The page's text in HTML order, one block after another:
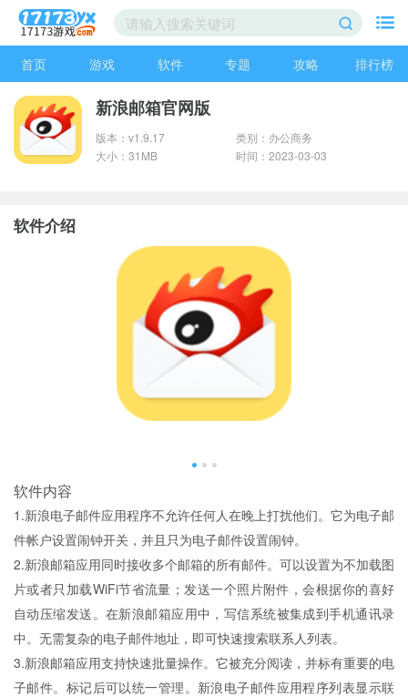
首页 游戏 软件 专题 攻略 排行榜
新浪邮箱官网版
版本：v1.9.17
类别：办公商务
大小：31MB
时间：2023-03-03
软件介绍
软件内容
1.新浪电子邮件应用程序不允许任何人在晚上打扰他们。它为电子邮
件帐户设置闹钟开关，并且只为电子邮件设置闹钟。
2.新浪邮箱应用同时接收多个邮箱的所有邮件。可以设置为不加载图
片或者只加载WiFi节省流量；发送一个照片附件，会根据你的喜好
自动压缩发送。在新浪邮箱应用中，写信系统被集成到手机通讯录
中。无需复杂的电子邮件地址，即可快速搜索联系人列表。
3.新浪邮箱应用支持快速批量操作。它被充分阅读，并标有重要的电
子邮件。标记后可以统一管理。新浪电子邮件应用程序列表显示联